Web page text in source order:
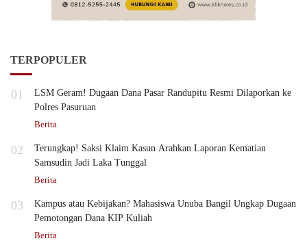
TERPOPULER
01
LSM Geram! Dugaan Dana Pasar Randupitu Resmi Dilaporkan ke
Polres Pasuruan
Berita
02
Terungkap! Saksi Klaim Kasun Arahkan Laporan Kematian
Samsudin Jadi Laka Tunggal
Berita
03
Kampus atau Kebijakan? Mahasiswa Unuba Bangil Ungkap Dugaan
Pemotongan Dana KIP Kuliah
Berita